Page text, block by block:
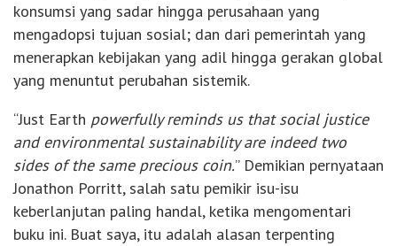
konsumsi yang sadar hingga perusahaan yang
mengadopsi tujuan sosial; dan dari pemerintah yang
menerapkan kebijakan yang adil hingga gerakan global
yang menuntut perubahan sistemik.
“Just Earth powerfully reminds us that social justice
and environmental sustainability are indeed two
sides of the same precious coin.” Demikian pernyataan
Jonathon Porritt, salah satu pemikir isu-isu
keberlanjutan paling handal, ketika mengomentari
buku ini. Buat saya, itu adalah alasan terpenting